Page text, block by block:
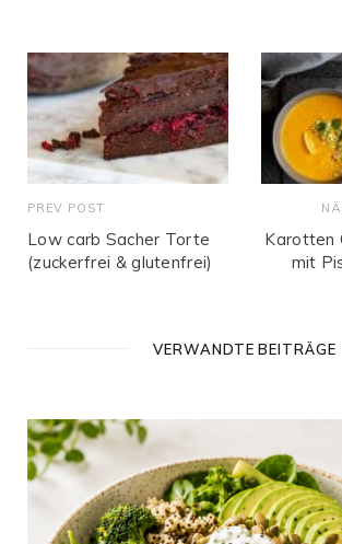
PREV POST
Low carb Sacher Torte
(zuckerfrei & glutenfrei)
Karotten
mit
VERWANDTE BEITRÄGE